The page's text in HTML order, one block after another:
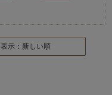
表示：新しい順